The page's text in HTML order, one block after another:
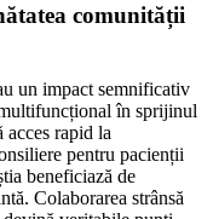
comunității
un impact semnificativ
în sprijinul
rapid la
pentru pacienții
beneficiază de
Colaborarea strânsă